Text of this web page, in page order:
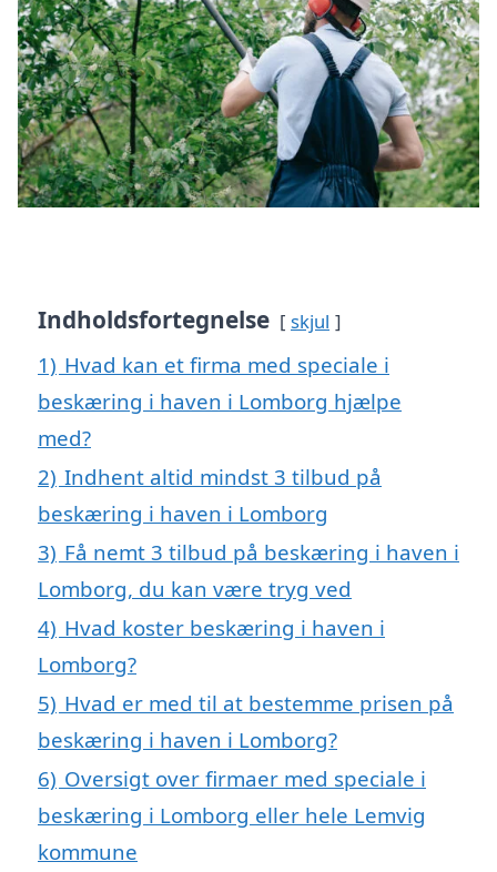
Indholdsfortegnelse skjul
1) Hvad kan et firma med speciale i
beskæring i haven i Lomborg hjælpe
med?
2) Indhent altid mindst 3 tilbud på
beskæring i haven i Lomborg
3) Få nemt 3 tilbud på beskæring i haven i
Lomborg, du kan være tryg ved
4) Hvad koster beskæring i haven i
Lomborg?
5) Hvad er med til at bestemme prisen på
beskæring i haven i Lomborg?
6) Oversigt over firmaer med speciale i
beskæring i Lomborg eller hele Lemvig
kommune